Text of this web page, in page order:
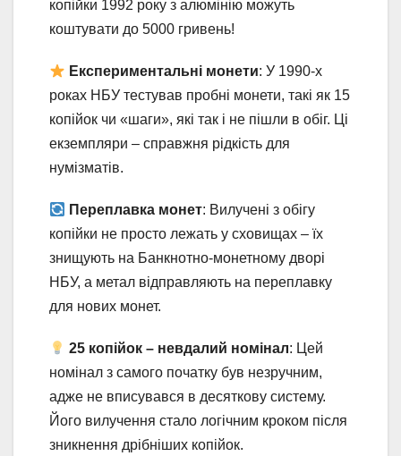
копійки 1992 року з алюмінію можуть
коштувати до 5000 гривень!
Експериментальні монети: У 1990-х
роках НБУ тестував пробні монети, такі як 15
копійок чи «шаги», які так і не пішли в обіг. Ці
екземпляри – справжня рідкість для
нумізматів.
Переплавка монет: Вилучені з обігу
копійки не просто лежать у сховищах – їх
знищують на Банкнотно-монетному дворі
НБУ, а метал відправляють на переплавку
для нових монет.
25 копійок – невдалий номінал: Цей
номінал з самого початку був незручним,
адже не вписувався в десяткову систему.
Його вилучення стало логічним кроком після
зникнення дрібніших копійок.